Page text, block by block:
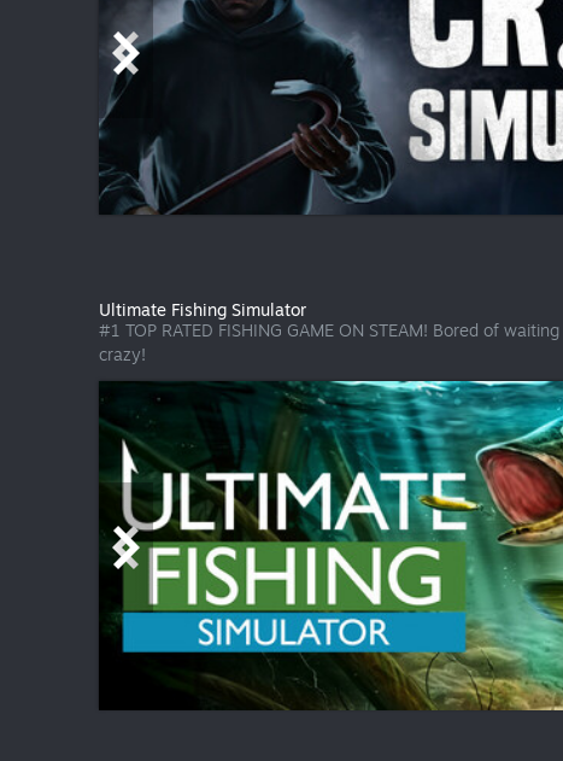
Ultimate Fishing Simulator
#1 TOP RATED FISHING GAME ON STEAM! Bored of
crazy!